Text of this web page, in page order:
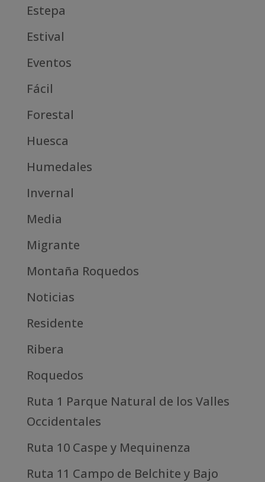
Estepa
Estival
Eventos
Fácil
Forestal
Huesca
Humedales
Invernal
Media
Migrante
Montaña Roquedos
Noticias
Residente
Ribera
Roquedos
Ruta 1 Parque Natural de los Valles
Occidentales
Ruta 10 Caspe y Mequinenza
Ruta 11 Campo de Belchite y Bajo